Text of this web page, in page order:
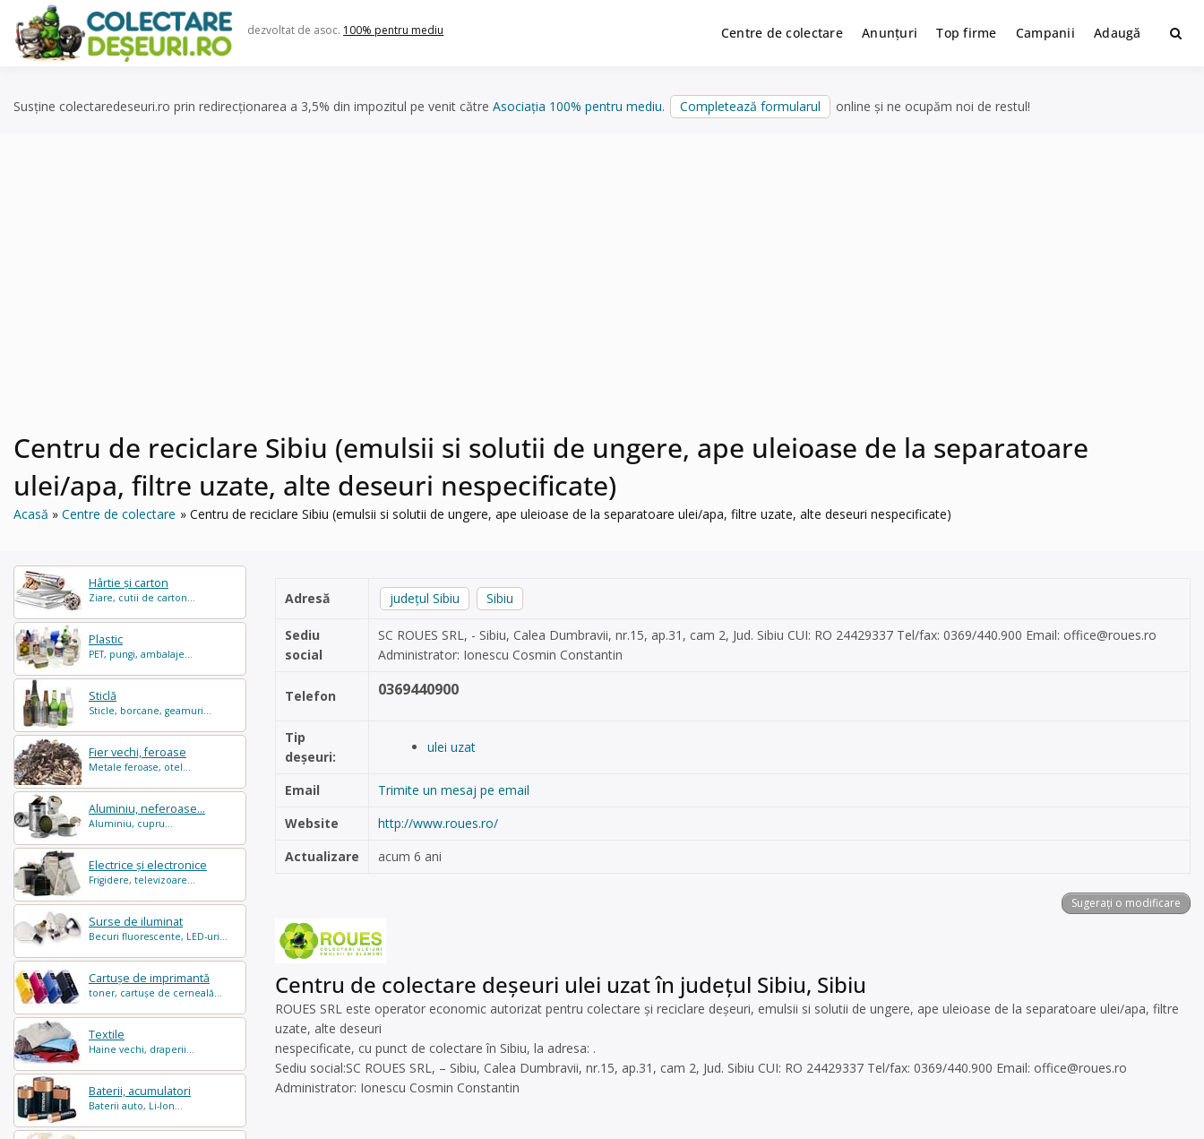
content
dezvoltat de asoc. 100% pentru mediu Centre de colectare Anunțuri Top firme Campanii Adaugă
Susține colectaredeseuri.ro prin redirecționarea a 3,5% din impozitul pe venit către Asociația 100% pentru mediu. Completează formularul online și ne ocupăm noi de restul!
Centru de reciclare Sibiu (emulsii si solutii de ungere, ape uleioase de la separatoare
ulei/apa, filtre uzate, alte deseuri nespecificate)
Acasă Centre de colectare Centru de reciclare Sibiu (emulsii si solutii de ungere, ape uleioase de la separatoare ulei/apa, filtre uzate, alte deseuri nespecificate)
Hârtie și carton
Ziare, cutii de carton...
Plastic
PET, pungi, ambalaje...
Sticlă
Sticle, borcane, geamuri...
Fier vechi, feroase
Metale feroase, otel...
Aluminiu, neferoase...
Aluminiu, cupru...
Electrice și electronice
Frigidere, televizoare...
Surse de iluminat
Becuri fluorescente, LED-uri...
Cartușe de imprimantă
toner, cartușe de cerneală...
Textile
Haine vechi, draperii...
Baterii, acumulatori
Baterii auto, Li-Ion...
Adresă județul Sibiu Sibiu
Sediu
social
SC ROUES SRL, - Sibiu, Calea Dumbravii, nr.15, ap.31, cam 2, Jud. Sibiu CUI: RO 24429337 Tel/fax: 0369/440.900 Email: office@roues.ro
Administrator: Ionescu Cosmin Constantin
Telefon 0369440900
Tip
deșeuri:
ulei uzat
Email
Trimite un mesaj pe email
Website
http://www.roues.ro/
Actualizare
acum 6 ani
Sugerați o modificare
Centru de colectare deșeuri ulei uzat în județul Sibiu, Sibiu
ROUES SRL este operator economic autorizat pentru colectare și reciclare deșeuri, emulsii si solutii de ungere, ape uleioase de la separatoare ulei/apa, filtre
uzate, alte deseuri
nespecificate, cu punct de colectare în Sibiu, la adresa: .
Sediu social:SC ROUES SRL, – Sibiu, Calea Dumbravii, nr.15, ap.31, cam 2, Jud. Sibiu CUI: RO 24429337 Tel/fax: 0369/440.900 Email: office@roues.ro
Administrator: Ionescu Cosmin Constantin